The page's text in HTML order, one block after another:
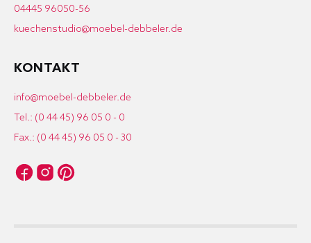
04445 96050-56
kuechenstudio@moebel-debbeler.de
KONTAKT
info@moebel-debbeler.de
Tel.: (0 44 45) 96 05 0 - 0
Fax.: (0 44 45) 96 05 0 - 30